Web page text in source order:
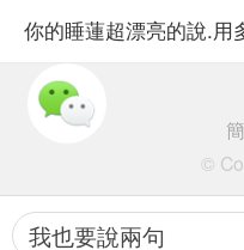
你的睡蓮超漂亮的說.用
我也要說兩句
©